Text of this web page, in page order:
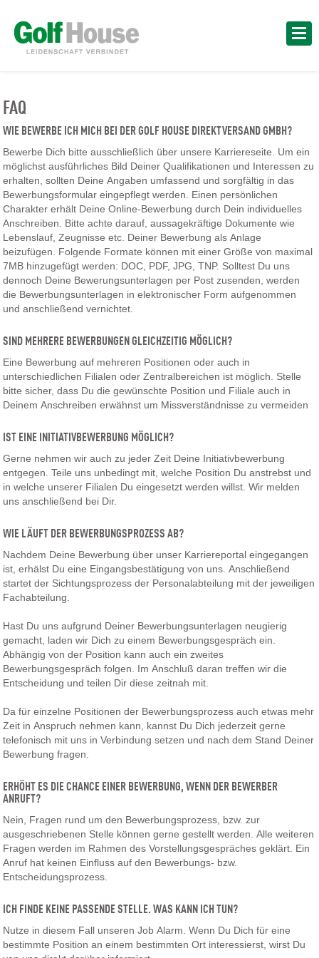
FAQ
WIE BEWERBE ICH MICH BEI DER GOLF HOUSE DIREKTVERSAND GMBH?
Bewerbe Dich bitte ausschließlich über unsere Karriereseite. Um ein
möglichst ausführliches Bild Deiner Qualifikationen und Interessen zu
erhalten, sollten Deine Angaben umfassend und sorgfältig in das
Bewerbungsformular eingepflegt werden. Einen persönlichen
Charakter erhält Deine Online-Bewerbung durch Dein individuelles
Anschreiben. Bitte achte darauf, aussagekräftige Dokumente wie
Lebenslauf, Zeugnisse etc. Deiner Bewerbung als Anlage
beizufügen. Folgende Formate können mit einer Größe von maximal
7MB hinzugefügt werden: DOC, PDF, JPG, TNP. Solltest Du uns
dennoch Deine Bewerungsunterlagen per Post zusenden, werden
die Bewerbungsunterlagen in elektronischer Form aufgenommen
und anschließend vernichtet.
SIND MEHRERE BEWERBUNGEN GLEICHZEITIG MÖGLICH?
Eine Bewerbung auf mehreren Positionen oder auch in
unterschiedlichen Filialen oder Zentralbereichen ist möglich. Stelle
bitte sicher, dass Du die gewünschte Position und Filiale auch in
Deinem Anschreiben erwähnst um Missverständnisse zu vermeiden
IST EINE INITIATIVBEWERBUNG MÖGLICH?
Gerne nehmen wir auch zu jeder Zeit Deine Initiativbewerbung
entgegen. Teile uns unbedingt mit, welche Position Du anstrebst und
in welche unserer Filialen Du eingesetzt werden willst. Wir melden
uns anschließend bei Dir.
WIE LÄUFT DER BEWERBUNGSPROZESS AB?
Nachdem Deine Bewerbung über unser Karriereportal eingegangen
ist, erhälst Du eine Eingangsbestätigung von uns. Anschließend
startet der Sichtungsprozess der Personalabteilung mit der jeweiligen
Fachabteilung.
Hast Du uns aufgrund Deiner Bewerbungsunterlagen neugierig
gemacht, laden wir Dich zu einem Bewerbungsgespräch ein.
Abhängig von der Position kann auch ein zweites
Bewerbungsgespräch folgen. Im Anschluß daran treffen wir die
Entscheidung und teilen Dir diese zeitnah mit.
Da für einzelne Positionen der Bewerbungsprozess auch etwas mehr
Zeit in Anspruch nehmen kann, kannst Du Dich jederzeit gerne
telefonisch mit uns in Verbindung setzen und nach dem Stand Deiner
Bewerbung fragen.
ERHÖHT ES DIE CHANCE EINER BEWERBUNG, WENN DER BEWERBER
ANRUFT?
Nein, Fragen rund um den Bewerbungsprozess, bzw. zur
ausgeschriebenen Stelle können gerne gestellt werden. Alle weiteren
Fragen werden im Rahmen des Vorstellungsgespräches geklärt. Ein
Anruf hat keinen Einfluss auf den Bewerbungs- bzw.
Entscheidungsprozess.
ICH FINDE KEINE PASSENDE STELLE. WAS KANN ICH TUN?
Nutze in diesem Fall unseren Job Alarm. Wenn Du Dich für eine
bestimmte Position an einem bestimmten Ort interessierst, wirst Du